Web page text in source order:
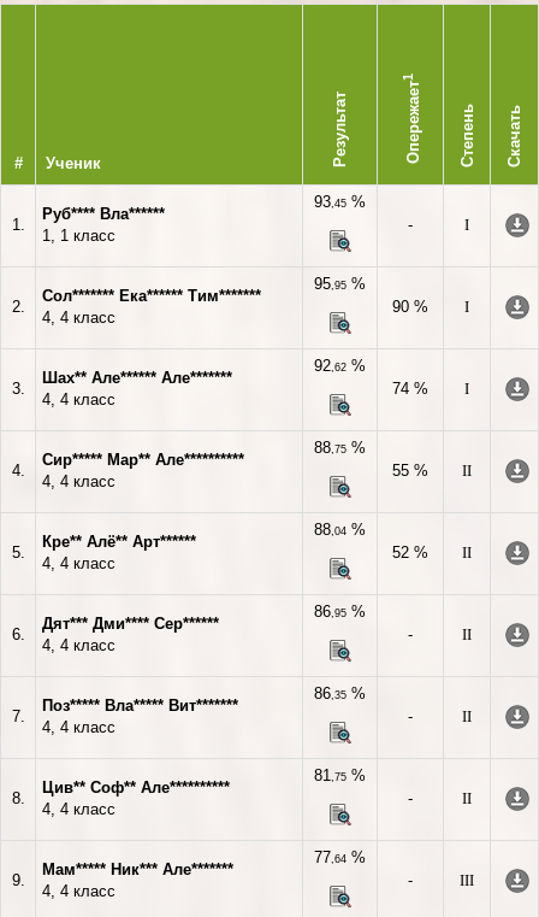
# Ученик Результат Опережает
1
Степень Скачать
1.
Руб**** Вла******
1, 1 класс
93,45 %
-
I
2.
Сол******* Ека****** Тим*******
4, 4 класс
95,95 %
90 %
I
3.
Шах** Але****** Але*******
4, 4 класс
92,62 %
74 %
I
4.
Сир***** Мар** Але**********
4, 4 класс
88,75 %
55 %
II
5.
Кре** Алё** Арт******
4, 4 класс
88,04 %
52 %
II
6.
Дят*** Дми**** Сер******
4, 4 класс
86,95 %
-
II
7.
Поз***** Вла***** Вит*******
4, 4 класс
86,35 %
-
II
8.
Цив** Соф** Але**********
4, 4 класс
81,75 %
-
II
9.
Мам***** Ник*** Але*******
4, 4 класс
77,64 %
-
III